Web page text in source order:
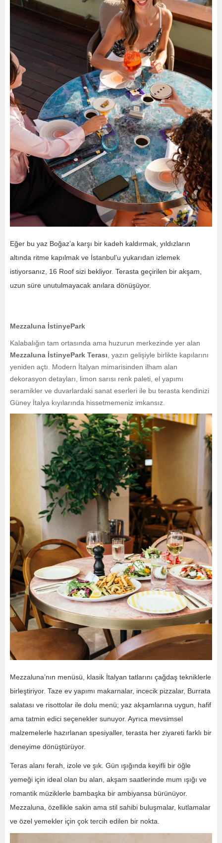
Eğer bu yaz Boğaz’a karşı bir kadeh kaldırmak, yıldızların
altında ritme kapılmak ve İstanbul’u yukarıdan izlemek
istiyorsanız, 16 Roof sizi bekliyor. Terasta geçirilen bir akşam,
uzun süre unutulmayacak anılara dönüşüyor.
Mezzaluna İstinyePark
Kalabalığın tam ortasında ama huzurun merkezinde yer alan
Mezzaluna İstinyePark Terası , yazın gelişiyle birlikte kapılarını
yeniden açtı. Modern İtalyan mimarisinden ilham alan
dekorasyon detayları, limon sarısı renk paleti, el yapımı
seramikler ve duvarlardaki sanat eserleri ile bu terasta kendinizi
Güney İtalya kıyılarında hissetmemeniz imkansız.
Mezzaluna’nın menüsü, klasik İtalyan tatlarını çağdaş tekniklerle
birleştiriyor. Taze ev yapımı makarnalar, incecik pizzalar, Burrata
salatası ve risottolar ile dolu menü; yaz akşamlarına uygun, hafif
ama tatmin edici seçenekler sunuyor. Ayrıca mevsimsel
malzemelerle hazırlanan spesiyaller, terasta her ziyareti farklı bir
deneyime dönüştürüyor.
Teras alanı ferah, izole ve şık. Gün ışığında keyifli bir öğle
yemeği için ideal olan bu alan, akşam saatlerinde mum ışığı ve
romantik müziklerle bambaşka bir ambiyansa bürünüyor.
Mezzaluna, özellikle sakin ama stil sahibi buluşmalar, kutlamalar
ve özel yemekler için çok tercih edilen bir nokta.